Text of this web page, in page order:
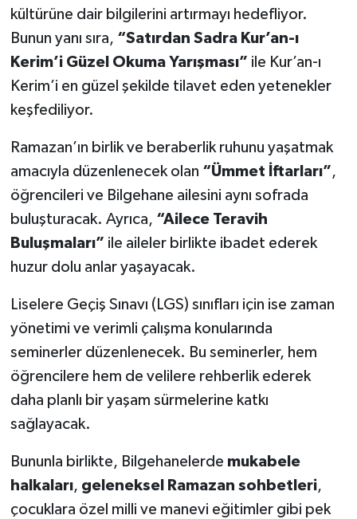
kültürüne dair bilgilerini artırmayı hedefliyor.
Bunun yanı sıra, “Satırdan Sadra Kur’an-ı
Kerim’i Güzel Okuma Yarışması” ile Kur’an-ı
Kerim’i en güzel şekilde tilavet eden yetenekler
keşfediliyor.
Ramazan’ın birlik ve beraberlik ruhunu yaşatmak
amacıyla düzenlenecek olan “Ümmet İftarları”,
öğrencileri ve Bilgehane ailesini aynı sofrada
buluşturacak. Ayrıca, “Ailece Teravih
Buluşmaları” ile aileler birlikte ibadet ederek
huzur dolu anlar yaşayacak.
Liselere Geçiş Sınavı (LGS) sınıfları için ise zaman
yönetimi ve verimli çalışma konularında
seminerler düzenlenecek. Bu seminerler, hem
öğrencilere hem de velilere rehberlik ederek
daha planlı bir yaşam sürmelerine katkı
sağlayacak.
Bununla birlikte, Bilgehanelerde mukabele
halkaları, geleneksel Ramazan sohbetleri,
çocuklara özel milli ve manevi eğitimler gibi pek